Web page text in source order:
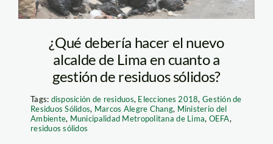
¿Qué debería hacer el nuevo
alcalde de Lima en cuanto a
gestión de residuos sólidos?
Tags: disposición de residuos, Elecciones 2018, Gestión de
Residuos Sólidos, Marcos Alegre Chang, Ministerio del
Ambiente, Municipalidad Metropolitana de Lima, OEFA,
residuos sólidos